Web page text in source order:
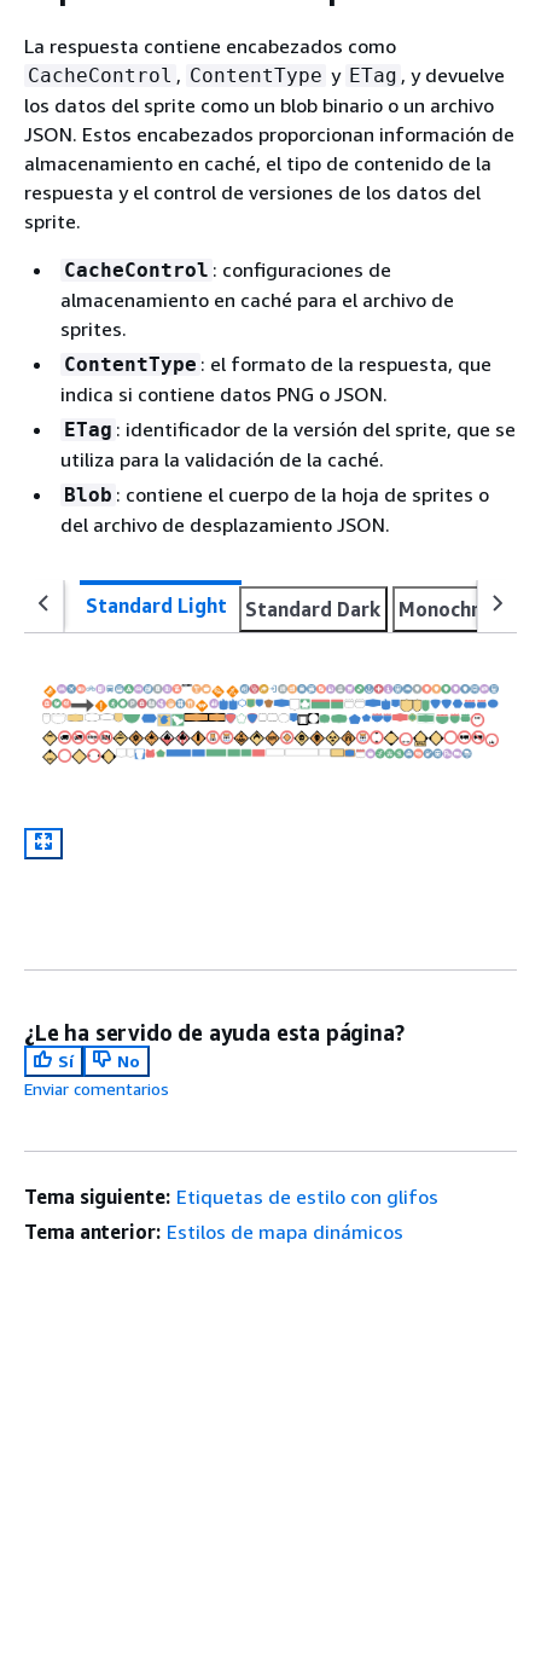
La respuesta contiene encabezados como
CacheControl , ContentType y ETag , y devuelve
los datos del sprite como un blob binario o un archivo
JSON. Estos encabezados proporcionan información de
almacenamiento en caché, el tipo de contenido de la
respuesta y el control de versiones de los datos del
sprite.
CacheControl : configuraciones de
almacenamiento en caché para el archivo de
sprites.
ContentType : el formato de la respuesta, que
indica si contiene datos PNG o JSON.
ETag : identificador de la versión del sprite, que se
utiliza para la validación de la caché.
Blob : contiene el cuerpo de la hoja de sprites o
del archivo de desplazamiento JSON.
Standard Light Standard Dark Monochrome
¿Le ha servido de ayuda esta página?
Sí
No
Enviar comentarios
Tema siguiente: Etiquetas de estilo con glifos
Tema anterior: Estilos de mapa dinámicos